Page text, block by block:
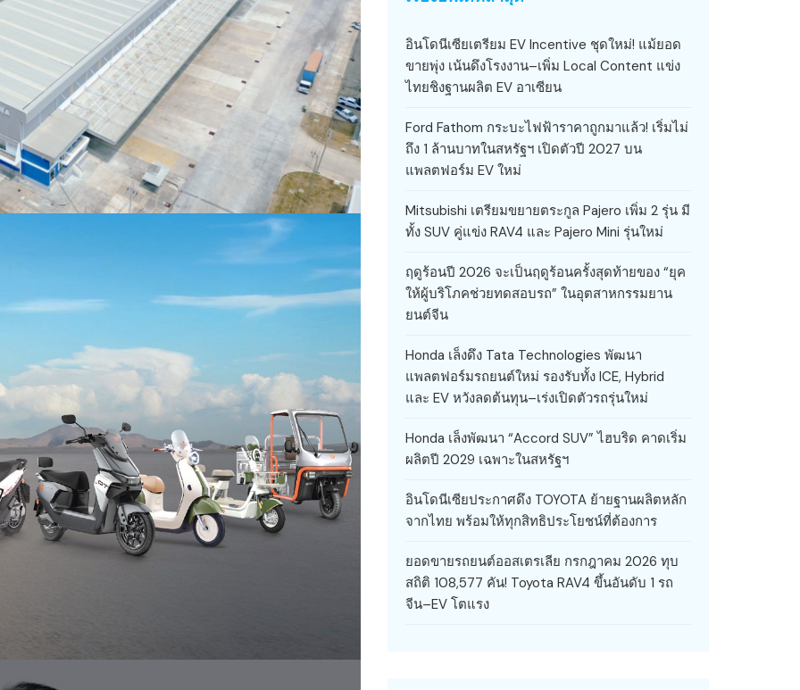
อินโดนีเซียเตรียม EV Incentive ชุดใหม่! แม้ยอด
ขายพุ่ง เน้นดึงโรงงาน–เพิ่ม Local Content แข่ง
ไทยชิงฐานผลิต EV อาเซียน
Ford Fathom กระบะไฟฟ้าราคาถูกมาแล้ว! เริ่มไม่
ถึง 1 ล้านบาทในสหรัฐฯ เปิดตัวปี 2027 บน
แพลตฟอร์ม EV ใหม่
Mitsubishi เตรียมขยายตระกูล Pajero เพิ่ม 2 รุ่น มี
ทั้ง SUV คู่แข่ง RAV4 และ Pajero Mini รุ่นใหม่
ฤดูร้อนปี 2026 จะเป็นฤดูร้อนครั้งสุดท้ายของ “ยุค
ให้ผู้บริโภคช่วยทดสอบรถ” ในอุตสาหกรรมยาน
ยนต์จีน
Honda เล็งดึง Tata Technologies พัฒนา
แพลตฟอร์มรถยนต์ใหม่ รองรับทั้ง ICE, Hybrid
และ EV หวังลดต้นทุน–เร่งเปิดตัวรถรุ่นใหม่
Honda เล็งพัฒนา “Accord SUV” ไฮบริด คาดเริ่ม
ผลิตปี 2029 เฉพาะในสหรัฐฯ
อินโดนีเซียประกาศดึง TOYOTA ย้ายฐานผลิตหลัก
จากไทย พร้อมให้ทุกสิทธิประโยชน์ที่ต้องการ
ยอดขายรถยนต์ออสเตรเลีย กรกฎาคม 2026 ทุบ
สถิติ 108,577 คัน! Toyota RAV4 ขึ้นอันดับ 1 รถ
จีน–EV โตแรง